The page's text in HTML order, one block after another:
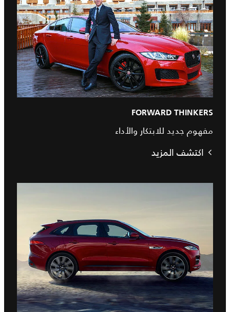
FORWARD THINKERS
مفهوم جديد للابتكار والأداء
اكتشف المزيد